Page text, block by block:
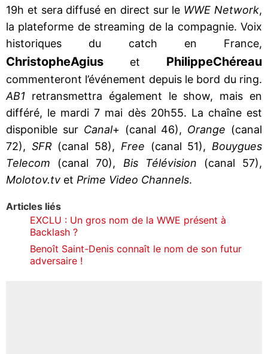
19h et sera diffusé en direct sur le WWE Network,
la plateforme de streaming de la compagnie. Voix
historiques du catch en France,
ChristopheAgius et PhilippeChéreau
commenteront l’événement depuis le bord du ring.
AB1 retransmettra également le show, mais en
différé, le mardi 7 mai dès 20h55. La chaîne est
disponible sur Canal+ (canal 46), Orange (canal
72), SFR(canal 58), Free (canal 51), Bouygues
Telecom (canal 70), Bis Télévision (canal 57),
Molotov.tv et Prime Video Channels.
Articles liés
EXCLU : Un gros nom de la WWE présent à
Backlash ?
Benoît Saint-Denis connaît le nom de son futur
adversaire !